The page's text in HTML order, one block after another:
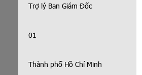
Trợ lý Ban Giám Đốc
01
Thành phố Hồ Chí Minh